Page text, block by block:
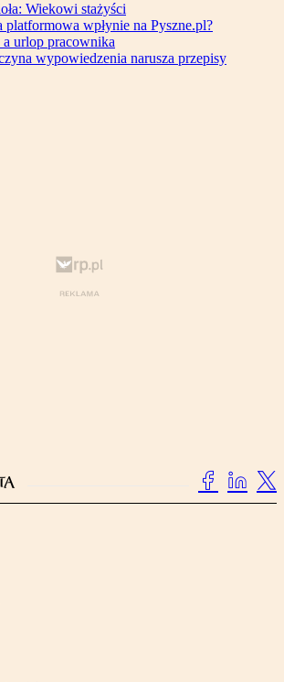
Wiekowi stażyści
platformowa wpłynie na Pyszne.pl?
urlop pracownika
wypowiedzenia narusza przepisy